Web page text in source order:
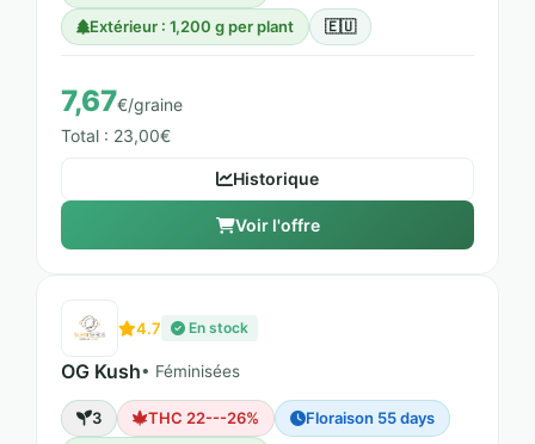
Extérieur : 1,200 g per plant
🇪🇺
7,67€/graine
Total : 23,00€
Historique
Voir l'offre
4.7 En stock
OG Kush• Féminisées
3 THC 22---26%
Floraison 55 days